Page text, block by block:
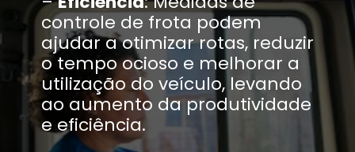
controle de frota podem
ajudar a otimizar rotas, reduzir
o tempo ocioso e melhorar a
utilização do veículo, levando
ao aumento da produtividade
e eficiência.